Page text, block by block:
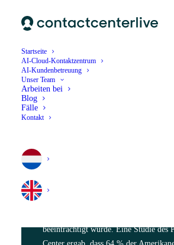
Startseite
AI-Cloud-Kontaktzentrum
AI-Kundenbetreuung
Unser Team
Arbeiten bei
Blog
Fälle
Kontakt
Angesichts der jüngsten Nachrichten
beeinträchtigt wurde. Eine Studie des